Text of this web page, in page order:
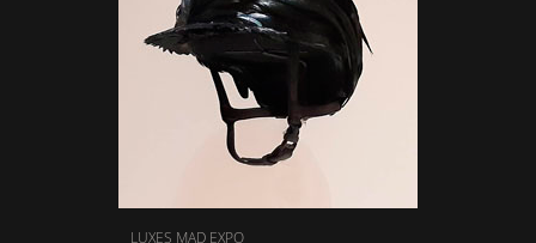
LUXES MAD EXPO